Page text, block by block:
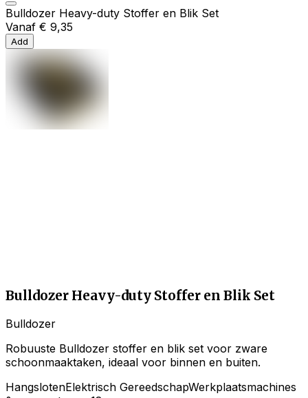
Bulldozer Heavy-duty Stoffer en Blik Set
Vanaf € 9,35
Add
Bulldozer Heavy-duty Stoffer en Blik Set
Bulldozer
Robuuste Bulldozer stoffer en blik set voor zware
schoonmaaktaken, ideaal voor binnen en buiten.
HangslotenElektrisch GereedschapWerkplaatsmachines